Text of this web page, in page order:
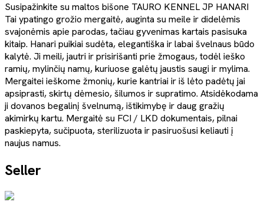
Susipažinkite su maltos bišone TAURO KENNEL JP HANARI
Tai ypatingo grožio mergaitė, auginta su meile ir didelėmis
svajonėmis apie parodas, tačiau gyvenimas kartais pasisuka
kitaip. Hanari puikiai sudėta, elegantiška ir labai švelnaus būdo
kalytė. Ji meili, jautri ir prisirišanti prie žmogaus, todėl ieško
ramių, mylinčių namų, kuriuose galėtų jaustis saugi ir mylima.
Mergaitei ieškome žmonių, kurie kantriai ir iš lėto padėtų jai
apsiprasti, skirtų dėmesio, šilumos ir supratimo. Atsidėkodama
ji dovanos begalinį švelnumą, ištikimybę ir daug gražių
akimirkų kartu. Mergaitė su FCI / LKD dokumentais, pilnai
paskiepyta, sučipuota, sterilizuota ir pasiruošusi keliauti į
naujus namus.
Seller